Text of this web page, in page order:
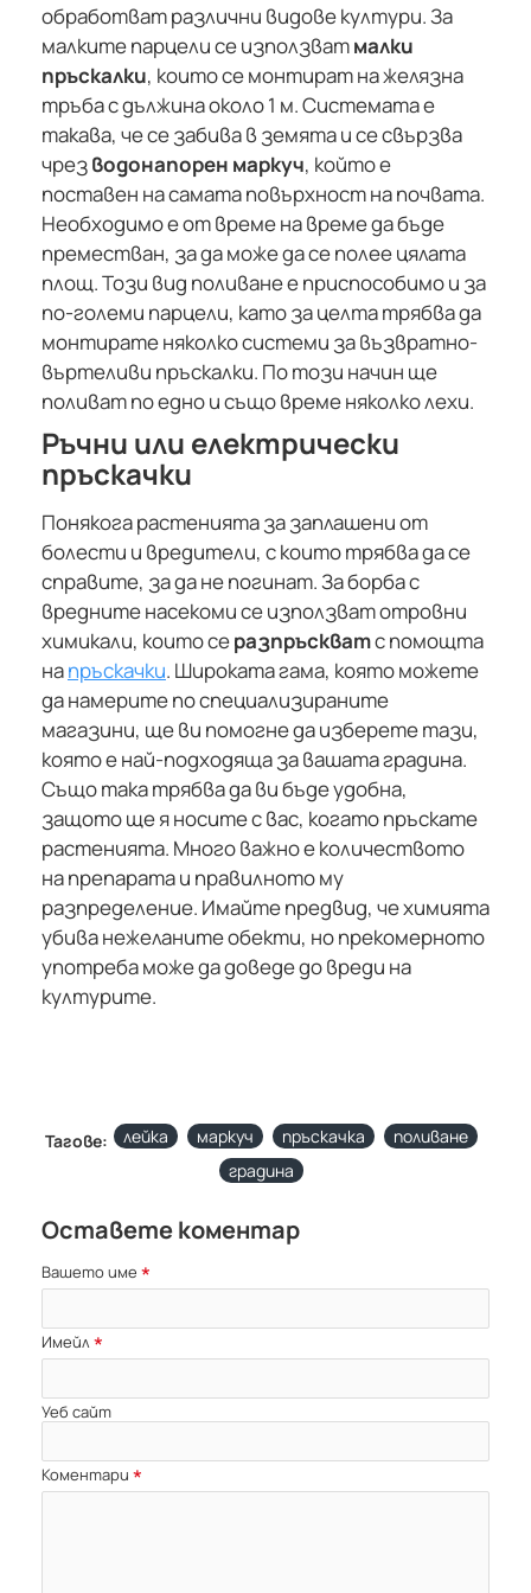
обработват различни видове култури. За
малките парцели се използватмалки
пръскалки, които се монтират на желязна
тръба с дължина около 1 м. Системата е
такава, че се забива в земята и се свързва
чрезводонапорен маркуч, който е
поставен на самата повърхност на почвата.
Необходимо е от време на време да бъде
преместван, за да може да се полее цялата
площ. Този вид поливане е приспособимо и за
по-големи парцели, като за целта трябва да
монтирате няколко системи за възвратно-
въртеливи пръскалки. По този начин ще
поливат по едно и също време няколко лехи.
Ръчни или електрически
пръскачки
Понякога растенията за заплашени от
болести и вредители, с които трябва да се
справите, за да не погинат. За борба с
вредните насекоми се използват отровни
химикали, които серазпръскватс помощта
напръскачки. Широката гама, която можете
да намерите по специализираните
магазини, ще ви помогне да изберете тази,
която е най-подходяща за вашата градина.
Също така трябва да ви бъде удобна,
защото ще я носите с вас, когато пръскате
растенията. Много важно е количеството
на препарата и правилното му
разпределение. Имайте предвид, че химията
убива нежеланите обекти, но прекомерното
употреба може да доведе до вреди на
културите.
Тагове: лейка маркуч пръскачка
поливане
градина
Оставете коментар
Вашето име
Имейл
Уеб сайт
Коментари